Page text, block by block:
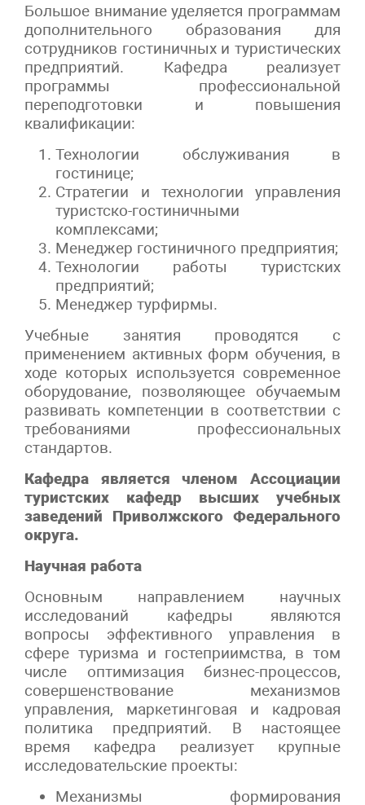
Большое внимание уделяется программам
дополнительного образования для
сотрудников гостиничных и туристических
предприятий. Кафедра реализует
программы профессиональной
переподготовки и повышения
квалификации:
Технологии обслуживания в
гостинице;
Стратегии и технологии управления
туристско-гостиничными
комплексами;
Менеджер гостиничного предприятия;
Технологии работы туристских
предприятий;
Менеджер турфирмы.
Учебные занятия проводятся с
применением активных форм обучения, в
ходе которых используется современное
оборудование, позволяющее обучаемым
развивать компетенции в соответствии с
требованиями профессиональных
стандартов.
Кафедра является членом Ассоциации
туристских кафедр высших учебных
заведений Приволжского Федерального
округа.
Научная работа
Основным направлением научных
исследований кафедры являются
вопросы эффективного управления в
сфере туризма и гостеприимства, в том
числе оптимизация бизнес-процессов,
совершенствование механизмов
управления, маркетинговая и кадровая
политика предприятий. В настоящее
время кафедра реализует крупные
исследовательские проекты:
Механизмы формирования